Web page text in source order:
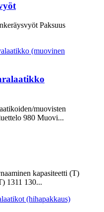
Paksuus
muovisten
980 Muovi...
kapasiteetti (T)
1311 130...